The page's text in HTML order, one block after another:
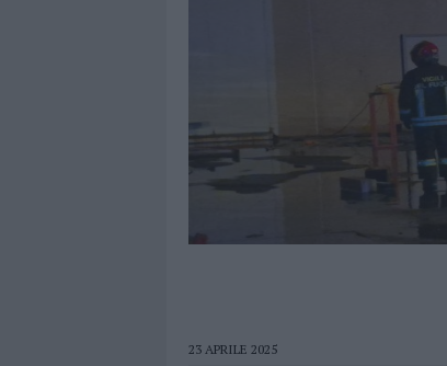
23 APRILE 2025